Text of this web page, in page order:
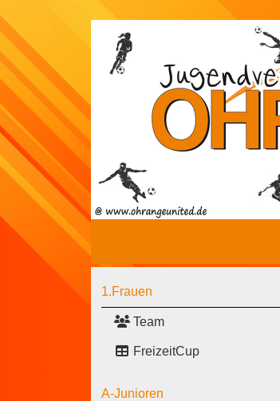
1.Frauen
Team
FreizeitCup
A-Junioren